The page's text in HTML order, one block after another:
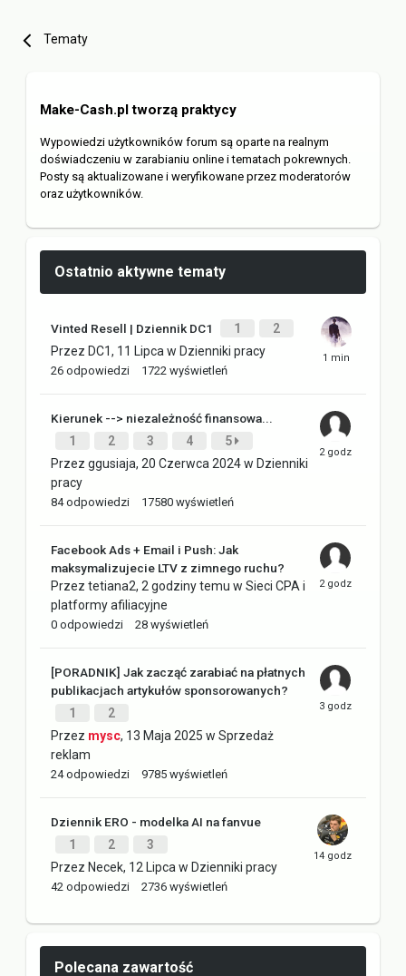
Tematy
Make-Cash.pl tworzą praktycy
Wypowiedzi użytkowników forum są oparte na realnym
doświadczeniu w zarabianiu online i tematach pokrewnych.
Posty są aktualizowane i weryfikowane przez moderatorów
oraz użytkowników.
Ostatnio aktywne tematy
Vinted Resell | Dziennik DC1 1
2
Przez DC1, 11 Lipca w Dzienniki pracy
26 odpowiedzi 1722 wyświetleń
Kierunek --> niezależność finansowa...
1
2 3 4
5
Przez ggusiaja, 20 Czerwca 2024w Dzienniki
pracy
84 odpowiedzi 17580 wyświetleń
Facebook Ads + Email i Push: Jak
maksymalizujecie LTV z zimnego ruchu?
Przez tetiana2, 2 godziny temu w Sieci CPA i
platformy afiliacyjne
0 odpowiedzi 28 wyświetleń
[PORADNIK] Jak zacząć zarabiać na płatnych
publikacjach artykułów sponsorowanych?
1
2
Przez mysc, 13 Maja 2025 w Sprzedaż
reklam
24 odpowiedzi 9785 wyświetleń
Dziennik ERO - modelka AI na fanvue
1
2
3
Przez Necek, 12 Lipca w Dzienniki pracy
42 odpowiedzi 2736 wyświetleń
Polecana zawartość